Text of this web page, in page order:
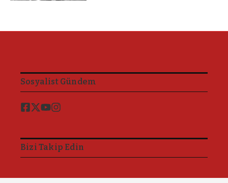
Sosyalist Gündem
Bizi Takip Edin